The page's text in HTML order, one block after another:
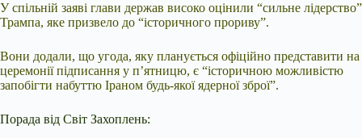
У спільній заяві глави держав високо оцінили “сильне лідерство”
Трампа, яке призвело до “історичного прориву”.
Вони додали, що угода, яку планується офіційно представити на
церемонії підписання у п’ятницю, є “історичною можливістю
запобігти набуттю Іраном будь-якої ядерної зброї”.
Порада від Світ Захоплень: